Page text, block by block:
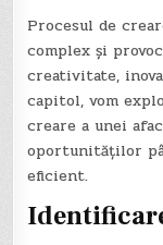
Procesul de
complex și
creativitate,
capitol, vom
creare a unei
oportunităților
eficient.